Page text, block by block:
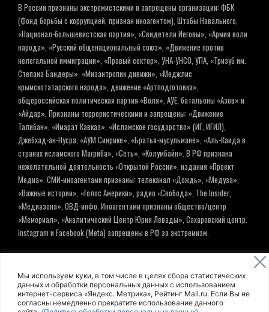
Мы используем куки, в том числе в целях сбора статистических
данных и обработки персональных данных с использованием
интернет-сервиса «Яндекс. Метрика», Рейтинг Mail.ru. Если Вы не
согласны немедленно прекратите использование данного
В России признаны экстремистскими и запрещены организации: ФБК
(Фонд борьбы с коррупцией, признан иноагентом), Штабы Навального,
«Национал-большевистская партия», «Свидетели Иеговы», «Армия воли
народа», «Русский общенациональный союз», «Движение против
нелегальной иммиграции», «Правый сектор», УНА-УНСО, УПА, «Тризуб им.
Степана Бандеры», «Мизантропик дивижн», «Меджлис
крымскотатарского народа», движение «Артподготовка»,
общероссийская политическая партия «Воля», АУЕ, батальоны «Азов» и
«Айдар». Признаны террористическими и запрещены: «Движение
Талибан», «Имарат Кавказ», «Исламское государство» (ИГ, ИГИЛ),
Джебхад-ан-Нусра, «АУМ Синрике», «Братья-мусульмане», «Аль-Каида в
странах исламского Магриба», «Сеть», «Колумбайн». В РФ признана
нежелательной деятельность «Открытой России», издания «Проект
Медиа». СМИ-иноагентами признаны: телеканал «Дождь», «Медуза»,
«Важные истории», «Голос Америки», радио «Свобода», The Insider,
«Медиазона», ОВД-инфо. Иноагентами признаны общество/центр
«Мемориал», «Аналитический Центр Юрия Левады», Сахаровский центр.
Instagram и Facebook (Metа) запрещены в РФ за экстремизм.
© ИНФОРМАЦИОННОЕ АГЕНТСТВО ЕЛЬ
Политика обработки персональных данных